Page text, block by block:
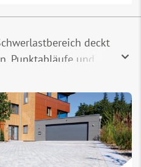
deckt
Punktabläufe und
und Polymerbeton ab.
Roste aus Edelstahl,
Guss, die passgenau für
zum Angebot. Das
die Anforderungen der